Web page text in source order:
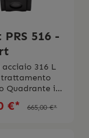
516 -
acciaio 316 L
trattamento
Quadrante in
in
€* 665,00 €*